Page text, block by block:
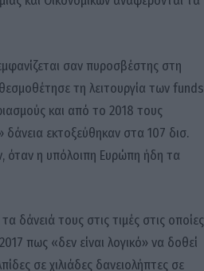
σαν πυροσβέστης στη
τη λειτουργία των funds
και από το 2018 τους
εκτοξεύθηκαν στα 107 δισ.
όταν η υπόλοιπη Ευρώπη ήδη τα
δάνειά τους στις τιμές στις οποίες
πως «δεν είναι λογικό» να δοθεί
σε χιλιάδες δανειολήπτες σε